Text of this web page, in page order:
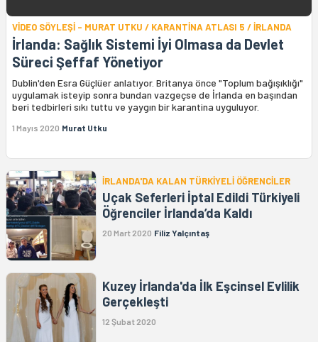
VİDEO SÖYLEŞİ - MURAT UTKU / KARANTİNA ATLASI 5 / İRLANDA
İrlanda: Sağlık Sistemi İyi Olmasa da Devlet
Süreci Şeffaf Yönetiyor
Dublin'den Esra Güçlüer anlatıyor. Britanya önce "Toplum bağışıklığı"
uygulamak isteyip sonra bundan vazgeçse de İrlanda en başından
beri tedbirleri sıkı tuttu ve yaygın bir karantina uyguluyor.
1 Mayıs 2020 Murat Utku
İRLANDA'DA KALAN TÜRKİYELİ ÖĞRENCİLER
Uçak Seferleri İptal Edildi Türkiyeli
Öğrenciler İrlanda’da Kaldı
20 Mart 2020 Filiz Yalçıntaş
Kuzey İrlanda'da İlk Eşcinsel Evlilik
Gerçekleşti
12 Şubat 2020